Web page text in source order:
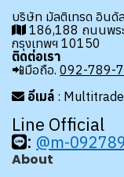
บริษัท มัลติเทรด อินดั
186,188 ถนนพระ
กรุงเทพฯ 10150
ติดต่อเรา
📲มือถือ. 092-789-
อีเมล์ :
Line Official
: @m-
About